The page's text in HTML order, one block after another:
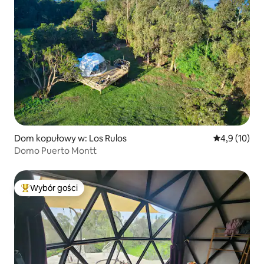
Dom kopułowy w: Los Rulos Średnia
4,9 (10)
Domo Puerto Montt
Najpopularniejsze z kategorii Wybór gości
Wybór gości